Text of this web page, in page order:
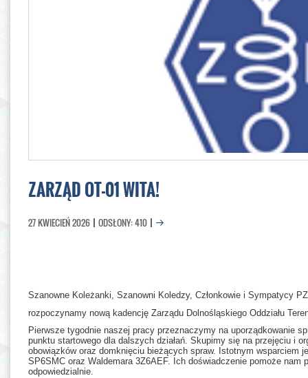
ZARZĄD OT-01 WITA!
27 KWIECIEŃ 2026 ODSŁONY: 410
Szanowne Koleżanki, Szanowni Koledzy, Członkowie i Sympatycy
rozpoczynamy nową kadencję Zarządu Dolnośląskiego Oddziału
Pierwsze tygodnie naszej pracy przeznaczymy na uporządkowanie
punktu startowego dla dalszych działań. Skupimy się na przejęciu i
obowiązków oraz domknięciu bieżących spraw. Istotnym wsparciem
SP6SMC oraz Waldemara 3Z6AEF. Ich doświadczenie pomoże nam
odpowiedzialnie.